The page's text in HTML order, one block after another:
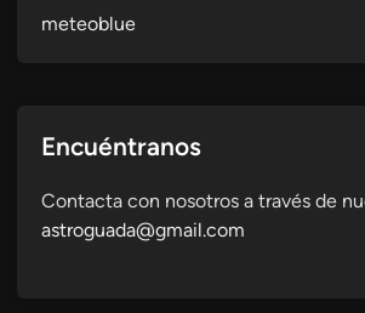
meteoblue
Encuéntranos
Contacta con nosotros a través de
astroguada@gmail.com